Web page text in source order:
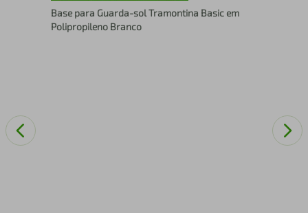
Base para Guarda-sol Tramontina Basic em
Polipropileno Branco